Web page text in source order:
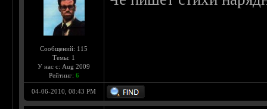
Сообщений: 115
Темы: 1
У нас с: Aug 2009
Рейтинг: 6
04-06-2010, 08:43 PM